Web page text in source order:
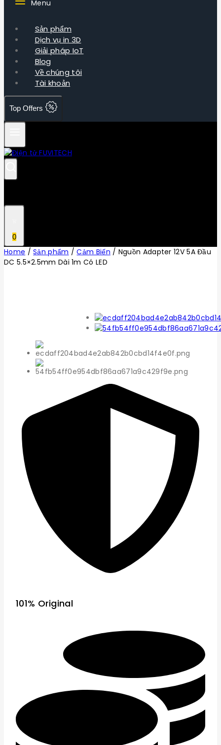
Menu
Sản phẩm
Dịch vụ in 3D
Giải pháp IoT
Blog
Về chúng tôi
Tài khoản
Top Offers
0
Home / Sản phẩm / Cảm Biến / Nguồn Adapter 12V 5A Đầu
DC 5.5×2.5mm Dài 1m Có LED
101% Original